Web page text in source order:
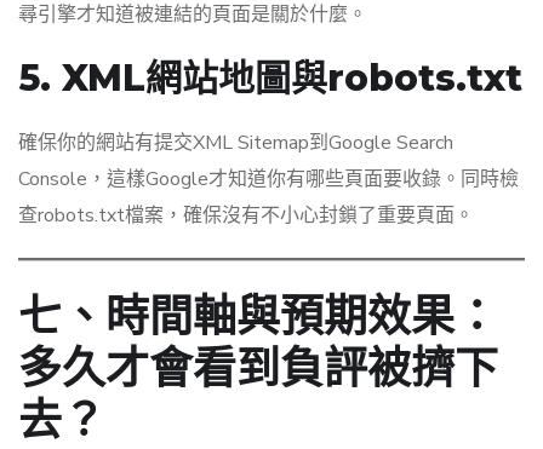
尋引擎才知道被連結的頁面是關於什麼。
5. XML網站地圖與robots.txt
確保你的網站有提交XML Sitemap到Google Search
Console，這樣Google才知道你有哪些頁面要收錄。同時檢
查robots.txt檔案，確保沒有不小心封鎖了重要頁面。
七、時間軸與預期效果：
多久才會看到負評被擠下
去？